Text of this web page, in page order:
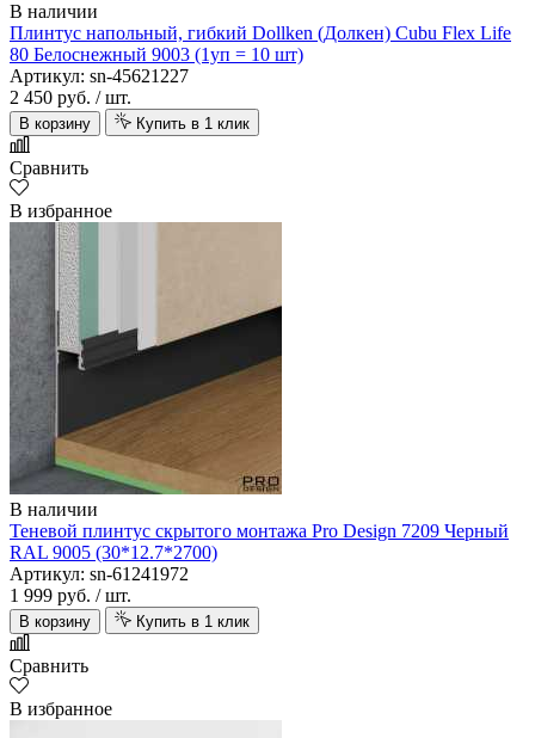
В наличии
Плинтус напольный, гибкий Dollken (Долкен) Cubu Flex Life
80 Белоснежный 9003 (1уп = 10 шт)
Артикул: sn-45621227
2 450 руб. / шт.
В корзину Купить в 1 клик
Сравнить
В избранное
В наличии
Теневой плинтус скрытого монтажа Pro Design 7209 Черный
RAL 9005 (30*12.7*2700)
Артикул: sn-61241972
1 999 руб. / шт.
В корзину Купить в 1 клик
Сравнить
В избранное